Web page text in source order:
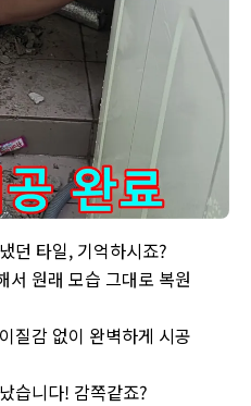
던 타일, 기억하시죠?
서 원래 모습 그대로 복원
질감 없이 완벽하게 시공
습니다! 감쪽같죠?